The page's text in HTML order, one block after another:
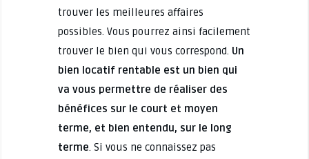
trouver les meilleures affaires
possibles. Vous pourrez ainsi facilement
trouver le bien qui vous correspond. Un
bien locatif rentable est un bien qui
va vous permettre de réaliser des
bénéfices sur le court et moyen
terme, et bien entendu, sur le long
terme. Si vous ne connaissez pas